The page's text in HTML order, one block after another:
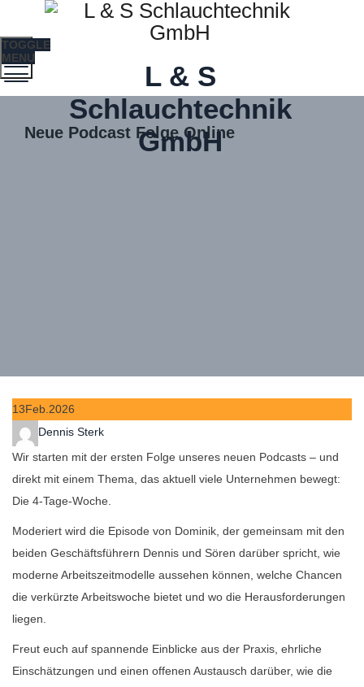
L & S
Schlauchtechnik
GmbH
TOGGLE
MENU
Neue Podcast Folge Online
13Feb. 2026
Author
Dennis Sterk
Wir starten mit der ersten Folge unseres neuen Podcasts – und
direkt mit einem Thema, das aktuell viele Unternehmen bewegt:
Die 4‑Tage‑Woche.
Moderiert wird die Episode von Dominik, der gemeinsam mit den
beiden Geschäftsführern Dennis und Sören darüber spricht, wie
moderne Arbeitszeitmodelle aussehen können, welche Chancen
die verkürzte Arbeitswoche bietet und wo die Herausforderungen
liegen.
Freut euch auf spannende Einblicke aus der Praxis, ehrliche
Einschätzungen und einen offenen Austausch darüber, wie die